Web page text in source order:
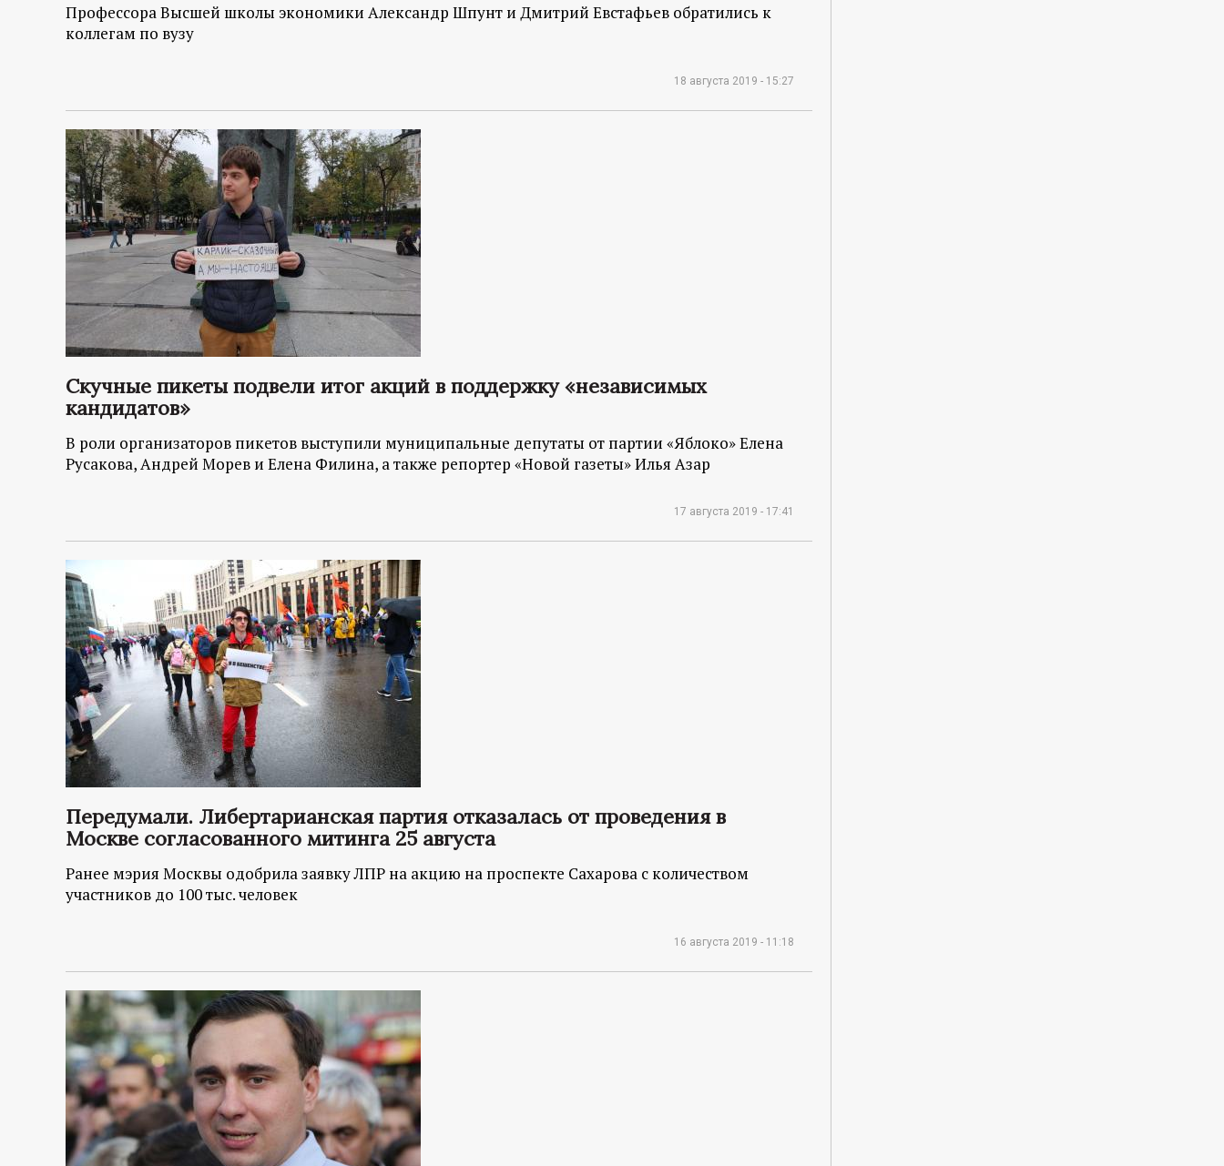
Профессора Высшей школы экономики Александр Шпунт и Дмитрий Евстафьев обратились к
коллегам по вузу
18 августа 2019 - 15:27
Скучные пикеты подвели итог акций в поддержку «независимых
кандидатов»
В роли организаторов пикетов выступили муниципальные депутаты от партии «Яблоко» Елена
Русакова, Андрей Морев и Елена Филина, а также репортер «Новой газеты» Илья Азар
17 августа 2019 - 17:41
Передумали. Либертарианская партия отказалась от проведения в
Москве согласованного митинга 25 августа
Ранее мэрия Москвы одобрила заявку ЛПР на акцию на проспекте Сахарова с количеством
участников до 100 тыс. человек
16 августа 2019 - 11:18